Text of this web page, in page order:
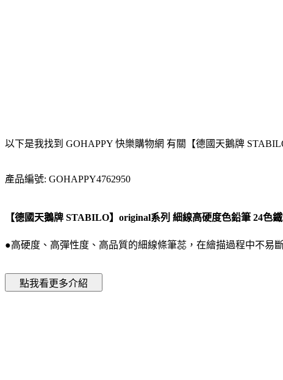
以下是我找到 GOHAPPY 快樂購物網 有關【德國天鵝牌
產品編號: GOHAPPY4762950
【德國天鵝牌 STABILO】original系列 細線高硬度色鉛筆 24色
●高硬度、高彈性度、高品質的細線條筆蕊，在繪描過程中不易